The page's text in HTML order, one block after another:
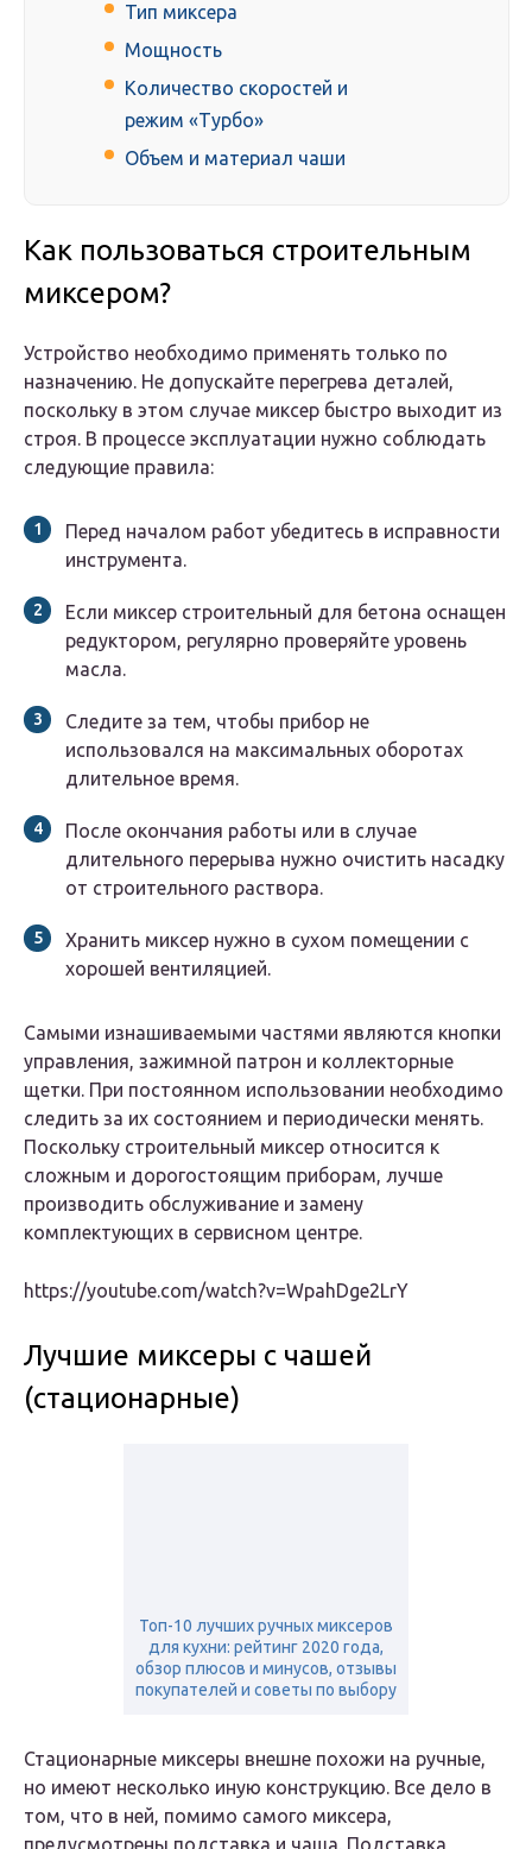
Тип миксера
Мощность
Количество скоростей и
режим «Турбо»
Объем и материал чаши
Как пользоваться строительным
миксером?
Устройство необходимо применять только по
назначению. Не допускайте перегрева деталей,
поскольку в этом случае миксер быстро выходит из
строя. В процессе эксплуатации нужно соблюдать
следующие правила:
Перед началом работ убедитесь в исправности
инструмента.
Если миксер строительный для бетона оснащен
редуктором, регулярно проверяйте уровень
масла.
Следите за тем, чтобы прибор не
использовался на максимальных оборотах
длительное время.
После окончания работы или в случае
длительного перерыва нужно очистить насадку
от строительного раствора.
Хранить миксер нужно в сухом помещении с
хорошей вентиляцией.
Самыми изнашиваемыми частями являются кнопки
управления, зажимной патрон и коллекторные
щетки. При постоянном использовании необходимо
следить за их состоянием и периодически менять.
Поскольку строительный миксер относится к
сложным и дорогостоящим приборам, лучше
производить обслуживание и замену
комплектующих в сервисном центре.
https://youtube.com/watch?v=WpahDge2LrY
Лучшие миксеры с чашей
(стационарные)
Топ-10 лучших ручных миксеров
для кухни: рейтинг 2020 года,
обзор плюсов и минусов, отзывы
покупателей и советы по выбору
Стационарные миксеры внешне похожи на ручные,
но имеют несколько иную конструкцию. Все дело в
том, что в ней, помимо самого миксера,